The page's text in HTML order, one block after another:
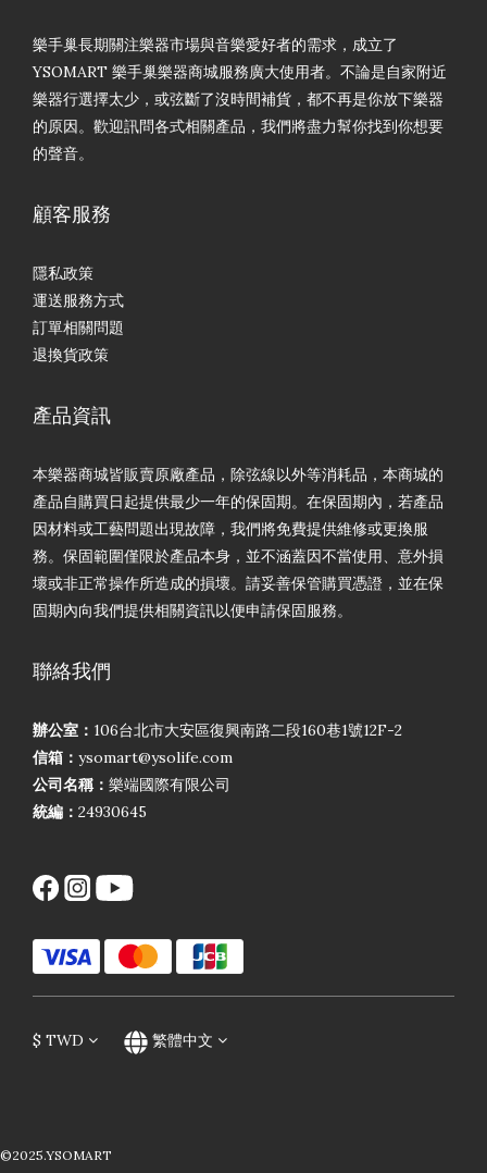
樂手巢長期關注樂器市場與音樂愛好者的需求，成立了
YSOMART 樂手巢樂器商城服務廣大使用者。不論是自家附近
樂器行選擇太少，或弦斷了沒時間補貨，都不再是你放下樂器
的原因。歡迎訊問各式相關產品，我們將盡力幫你找到你想要
的聲音。
顧客服務
隱私政策
運送服務方式
訂單相關問題
退換貨政策
產品資訊
本樂器商城皆販賣原廠產品，除弦線以外等消耗品，本商城的
產品自購買日起提供最少一年的保固期。在保固期內，若產品
因材料或工藝問題出現故障，我們將免費提供維修或更換服
務。保固範圍僅限於產品本身，並不涵蓋因不當使用、意外損
壞或非正常操作所造成的損壞。請妥善保管購買憑證，並在保
固期內向我們提供相關資訊以便申請保固服務。
聯絡我們
辦公室： 106台北市大安區復興南路二段160巷1號12F-2
信箱： ysomart@ysolife.com
公司名稱： 樂端國際有限公司
統編： 24930645
$ TWD 繁體中文
©2025.YSOMART